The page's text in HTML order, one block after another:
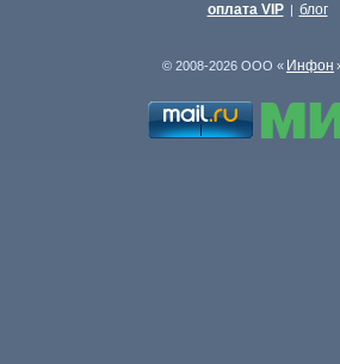
оплата VIP | блог
© 2008-2026 ООО « Инфон